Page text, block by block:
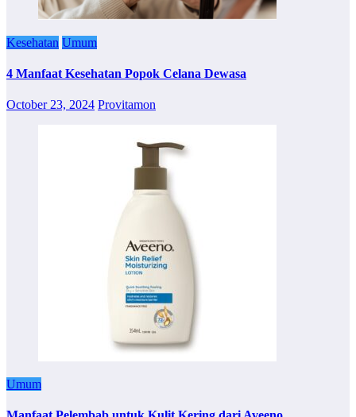
Kesehatan Umum
4 Manfaat Kesehatan Popok Celana Dewasa
October 23, 2024 Provitamon
Umum